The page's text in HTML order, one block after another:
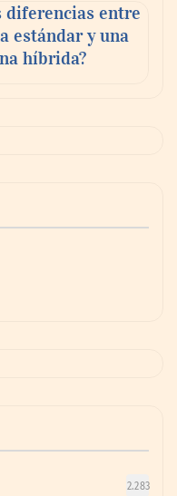
diferencias entre
estándar y una
híbrida?
2.283